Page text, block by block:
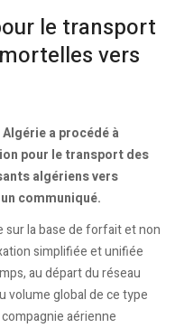
le transport
vers
a procédé à
pour le transport des
algériens vers
communiqué.
la base de forfait et non
simplifiée et unifiée
au départ du réseau
volume global de ce type
aérienne